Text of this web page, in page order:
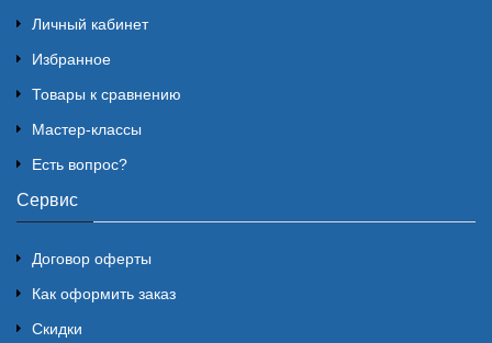
Личный кабинет
Избранное
Товары к сравнению
Мастер-классы
Есть вопрос?
Сервис
Договор оферты
Как оформить заказ
Скидки